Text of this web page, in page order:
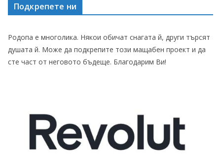
Подкрепете ни
Родопа е многолика. Някои обичат снагата й, други търсят
душата й. Може да подкрепите този мащабен проект и да
сте част от неговото бъдеще. Благодарим Ви!